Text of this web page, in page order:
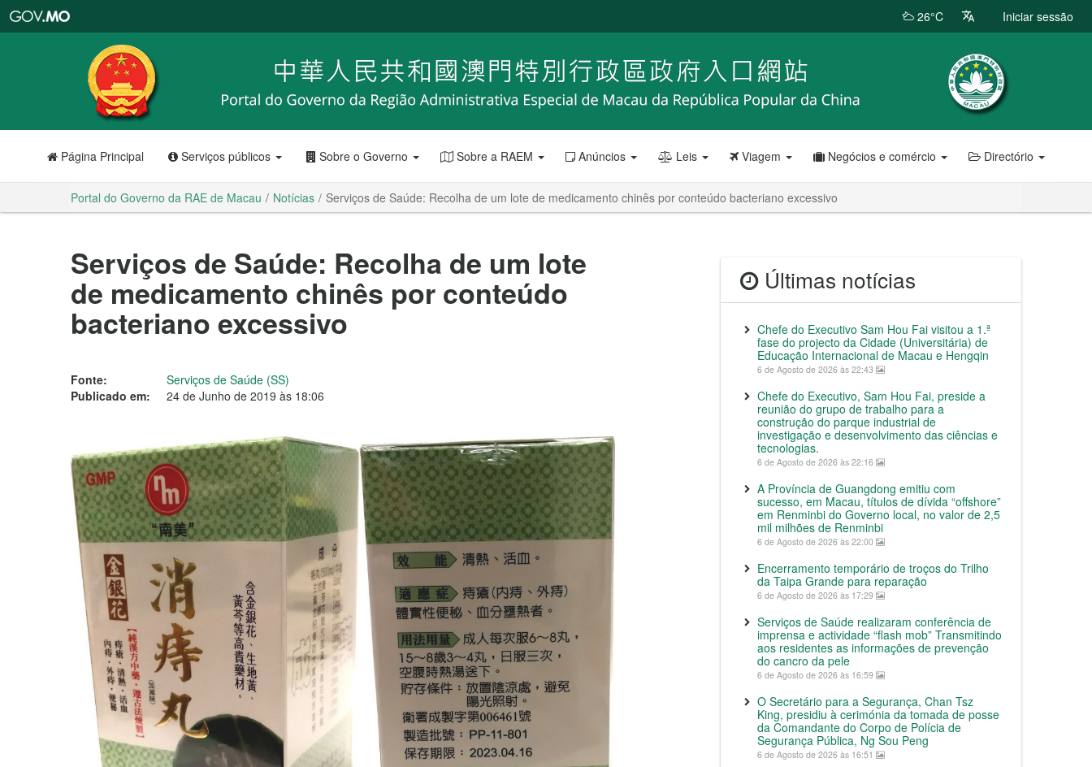
RAE
de
Macau
26°C Iniciar sessão
Página Principal Serviços públicos Sobre o Governo Sobre a RAEM Anúncios Leis Viagem Negócios e comércio Directório
Portal do Governo da RAE de Macau Notícias Serviços de Saúde: Recolha de um lote de medicamento chinês por conteúdo bacteriano excessivo
Serviços de Saúde: Recolha de um lote
de medicamento chinês por conteúdo
bacteriano excessivo
Fonte:
Serviços de Saúde (SS)
Publicado em:
24 de Junho de 2019 às 18:06
Últimas notícias
Chefe do Executivo Sam Hou Fai visitou a 1.ª
fase do projecto da Cidade (Universitária) de
Educação Internacional de Macau e Hengqin
6 de Agosto de 2026 às 22:43
Chefe do Executivo, Sam Hou Fai, preside a
reunião do grupo de trabalho para a
construção do parque industrial de
investigação e desenvolvimento das ciências e
tecnologias.
6 de Agosto de 2026 às 22:16
A Província de Guangdong emitiu com
sucesso, em Macau, títulos de dívida “offshore”
em Renminbi do Governo local, no valor de 2,5
mil milhões de Renminbi
6 de Agosto de 2026 às 22:00
Encerramento temporário de troços do Trilho
da Taipa Grande para reparação
6 de Agosto de 2026 às 17:29
Serviços de Saúde realizaram conferência de
imprensa e actividade “flash mob” Transmitindo
aos residentes as informações de prevenção
do cancro da pele
6 de Agosto de 2026 às 16:59
O Secretário para a Segurança, Chan Tsz
King, presidiu à cerimónia da tomada de posse
da Comandante do Corpo de Polícia de
Segurança Pública, Ng Sou Peng
6 de Agosto de 2026 às 16:51